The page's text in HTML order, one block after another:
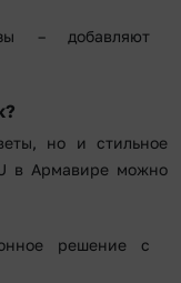
– добавляют
но и стильное
в Армавире можно
решение с